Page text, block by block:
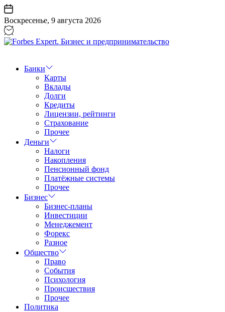
Перейти
к
содержанию
Воскресенье, 9 августа 2026
Бизнес
предпринимательство
Банки
Карты
Вклады
Долги
Кредиты
Лицензии, рейтинги
Страхование
Прочее
Деньги
Налоги
Накопления
Пенсионный фонд
Платёжные системы
Прочее
Бизнес
Бизнес-планы
Инвестиции
Менеджемент
Форекс
Разное
Общество
Право
События
Психология
Происшествия
Прочее
Политика